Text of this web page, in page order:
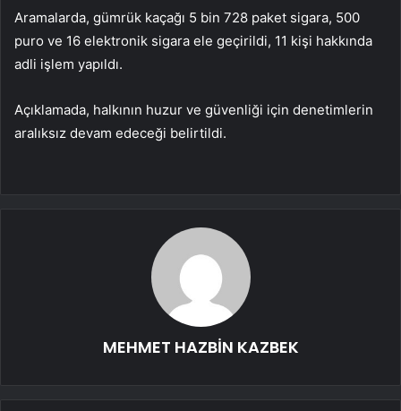
Aramalarda, gümrük kaçağı 5 bin 728 paket sigara, 500
puro ve 16 elektronik sigara ele geçirildi, 11 kişi hakkında
adli işlem yapıldı.
Açıklamada, halkının huzur ve güvenliği için denetimlerin
aralıksız devam edeceği belirtildi.
MEHMET HAZBİN KAZBEK